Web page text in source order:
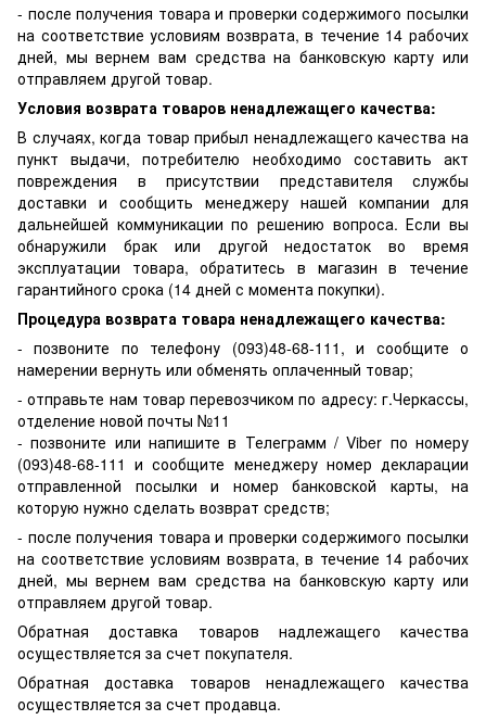
- после получения товара и проверки содержимого посылки
на соответствие условиям возврата, в течение 14 рабочих
дней, мы вернем вам средства на банковскую карту или
отправляем другой товар.
Условия возврата товаров ненадлежащего качества:
В случаях, когда товар прибыл ненадлежащего качества на
пункт выдачи, потребителю необходимо составить акт
повреждения в присутствии представителя службы
доставки и сообщить менеджеру нашей компании для
дальнейшей коммуникации по решению вопроса. Если вы
обнаружили брак или другой недостаток во время
эксплуатации товара, обратитесь в магазин в течение
гарантийного срока (14 дней с момента покупки).
Процедура возврата товара ненадлежащего качества:
- позвоните по телефону (093)48-68-111, и сообщите о
намерении вернуть или обменять оплаченный товар;
- отправьте нам товар перевозчиком по адресу: г.Черкассы,
отделение новой почты №11
- позвоните или напишите в Телеграмм / Viber по номеру
(093)48-68-111 и сообщите менеджеру номер декларации
отправленной посылки и номер банковской карты, на
которую нужно сделать возврат средств;
- после получения товара и проверки содержимого посылки
на соответствие условиям возврата, в течение 14 рабочих
дней, мы вернем вам средства на банковскую карту или
отправляем другой товар.
Обратная доставка товаров надлежащего качества
осуществляется за счет покупателя.
Обратная доставка товаров ненадлежащего качества
осуществляется за счет продавца.